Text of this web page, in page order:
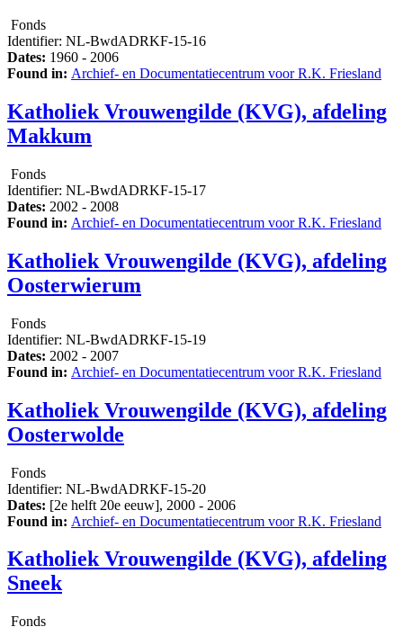
Fonds
Identifier: NL-BwdADRKF-15-16
Dates: 1960 - 2006
Found in: Archief- en Documentatiecentrum voor R.K. Friesland
Katholiek Vrouwengilde (KVG), afdeling
Makkum
Fonds
Identifier: NL-BwdADRKF-15-17
Dates: 2002 - 2008
Found in: Archief- en Documentatiecentrum voor R.K. Friesland
Katholiek Vrouwengilde (KVG), afdeling
Oosterwierum
Fonds
Identifier: NL-BwdADRKF-15-19
Dates: 2002 - 2007
Found in: Archief- en Documentatiecentrum voor R.K. Friesland
Katholiek Vrouwengilde (KVG), afdeling
Oosterwolde
Fonds
Identifier: NL-BwdADRKF-15-20
Dates: [2e helft 20e eeuw], 2000 - 2006
Found in: Archief- en Documentatiecentrum voor R.K. Friesland
Katholiek Vrouwengilde (KVG), afdeling
Sneek
Fonds